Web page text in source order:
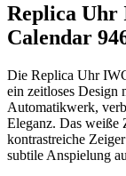
Replica Uhr
Calendar
Die Replica Uhr
ein zeitloses Design
Automatikwerk,
Eleganz. Das weiße
kontrastreiche
subtile Anspielung